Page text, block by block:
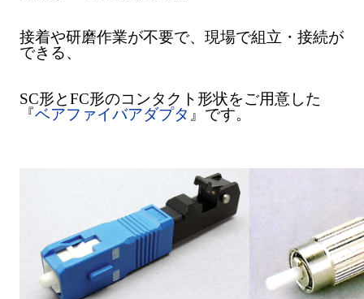
接着や研磨作業が不要で、現場で組立・接続が
できる、
SC形とFC形のコンタクト形状をご用意した
『ベアファイバアダプタ 』です。